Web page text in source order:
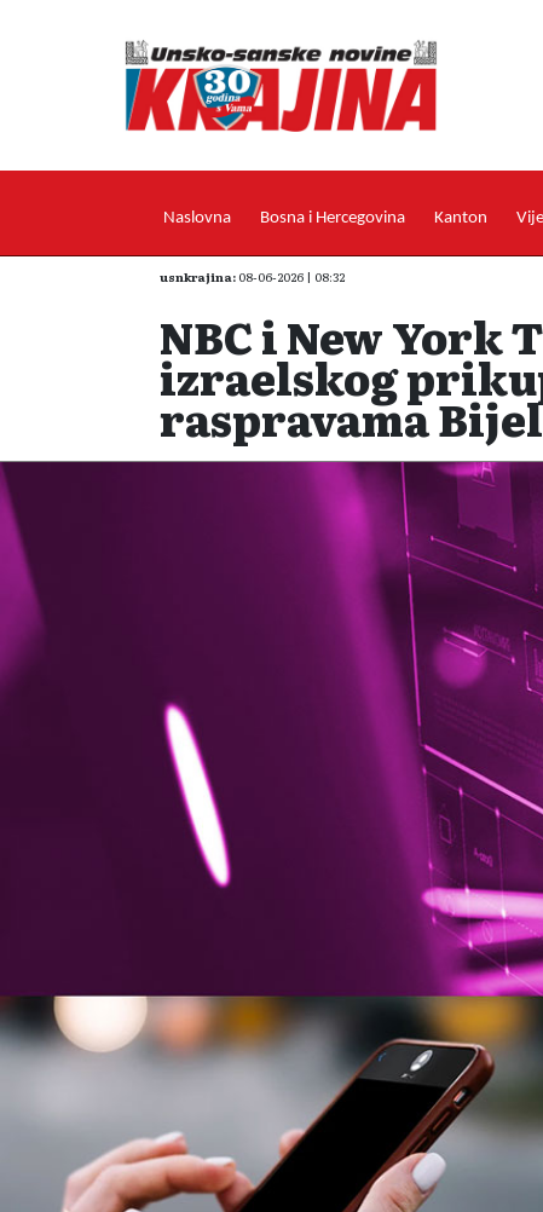
Naslovna Bosna i Hercegovina Kanton
usnkrajina: 08-06-2026 | 08:32
NBC i New York
izraelskog
raspravama